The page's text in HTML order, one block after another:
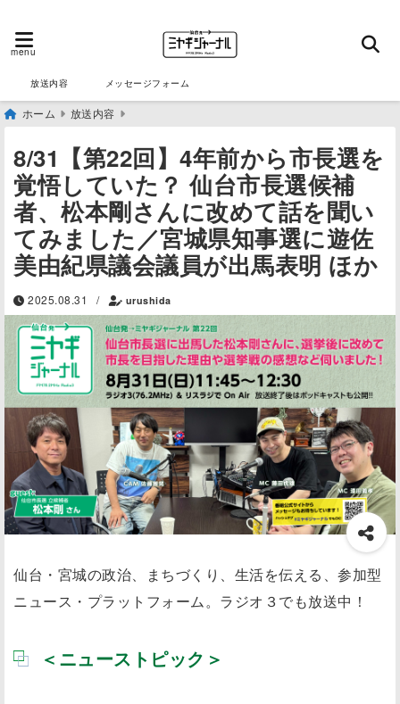
menu
放送内容 メッセージフォーム
ホーム 放送内容
8/31【第22回】4年前から市長選を
覚悟していた？ 仙台市長選候補
者、松本剛さんに改めて話を聞い
てみました／宮城県知事選に遊佐
美由紀県議会議員が出馬表明 ほか
2025.08.31 / urushida
仙台・宮城の政治、まちづくり、生活を伝える、参加型
ニュース・プラットフォーム。ラジオ３でも放送中！
＜ニューストピック＞